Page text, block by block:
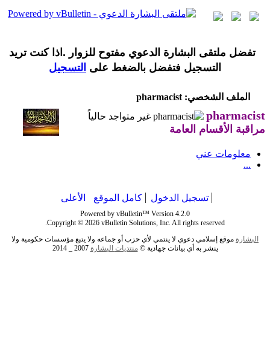
تفضل ملتقى البشارة الدعوي مفتوح للزوار .اذا كنت تريد
التسجيل فتفضل بالضغط على التسجيل
الملف الشخصي: pharmacist
pharmacist
مراقبة الأقسام العامة
معلومات عني
...
تسجيل الدخول كامل الموقع الأعلى
Powered by vBulletin™ Version 4.2.0
Copyright © 2026 vBulletin Solutions, Inc. All rights reserved.
البشارة موقع إسلامي دعوي لا ينتمي لأي حزب أو جماعه ولا يتبع مؤسسات حكومية ولا
ينشر به أي بيانات جهادية © منتديات البشارة 2007 _ 2014